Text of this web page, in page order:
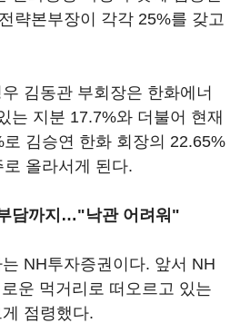
략본부장이 각각 25%를 갖고
김동관 부회장은 한화에너
는 지분 17.7%와 더불어 현재
김승연 한화 회장의 22.65%
올라서게 된다.
담까지…"낙관 어려워"
NH투자증권이다. 앞서 NH
운 먹거리로 떠오르고 있는
점령했다.